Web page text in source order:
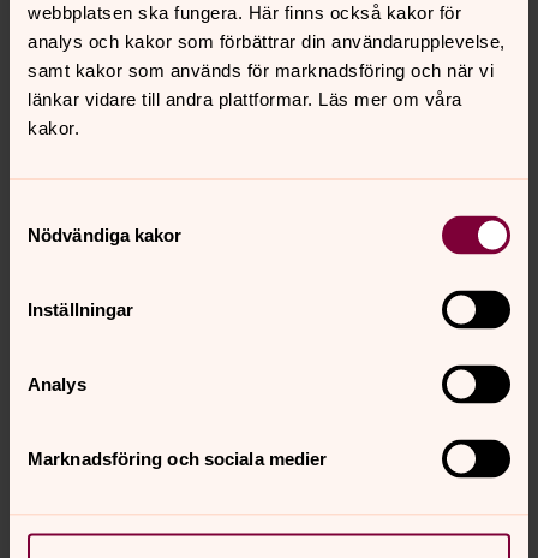
webbplatsen ska fungera. Här finns också kakor för
analys och kakor som förbättrar din användarupplevelse,
samt kakor som används för marknadsföring och när vi
länkar vidare till andra plattformar. Läs mer om våra
kakor.
Nödvändiga kakor
Inställningar
Analys
Marknadsföring och sociala medier
Nyfiken på Gud?
Senast ändrad 2 oktober 2024
Synpunkter eller frågor på sidans